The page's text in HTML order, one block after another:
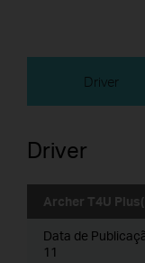
Driver
Driver
Archer T4U
Data de
11